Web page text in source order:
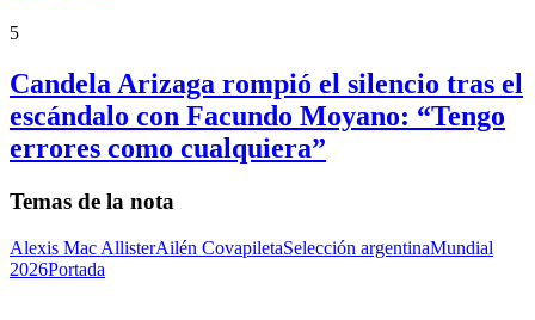
5
Candela Arizaga rompió el silencio tras el
escándalo con Facundo Moyano: “Tengo
errores como cualquiera”
Temas de la nota
Alexis Mac AllisterAilén CovapiletaSelección argentinaMundial
2026Portada